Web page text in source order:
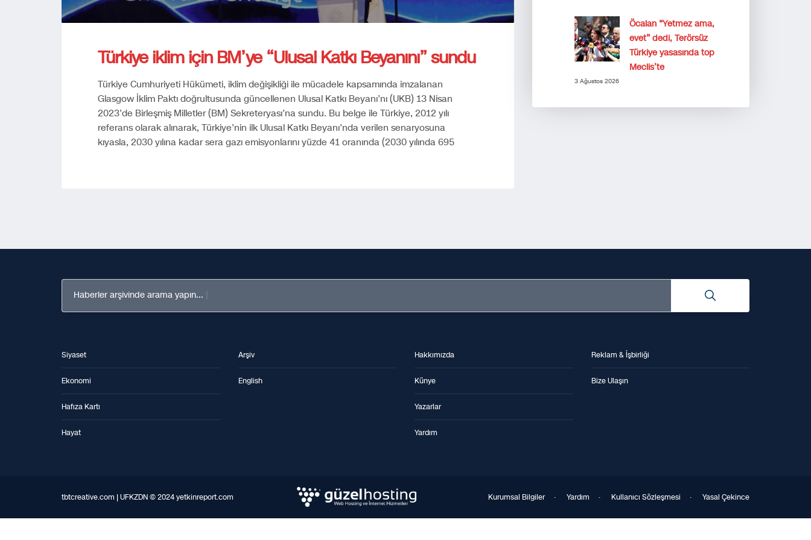
Türkiye iklim için BM’ye “Ulusal Katkı Beyanını” sundu
Türkiye Cumhuriyeti Hükümeti, iklim değişikliği ile mücadele kapsamında imzalanan
Glasgow İklim Paktı doğrultusunda güncellenen Ulusal Katkı Beyanı’nı (UKB) 13 Nisan
2023’de Birleşmiş Milletler (BM) Sekreteryası’na sundu. Bu belge ile Türkiye, 2012 yılı
referans olarak alınarak, Türkiye’nin ilk Ulusal Katkı Beyanı’nda verilen senaryosuna
kıyasla, 2030 yılına kadar sera gazı emisyonlarını yüzde 41 oranında (2030 yılında 695
Öcalan “Yetmez ama,
evet” dedi, Terörsüz
Türkiye yasasında top
Meclis’te
3 Ağustos 2026
Haberler arşivinde arama yapın...
Siyaset
Ekonomi
Hafıza Kartı
Hayat
Arşiv
English
Hakkımızda
Künye
Yazarlar
Yardım
Reklam & İşbirliği
Bize Ulaşın
tbtcreative.com | UFKZDN © 2024 yetkinreport.com Kurumsal Bilgiler· Yardım · Kullanıcı Sözleşmesi · Yasal Çekince